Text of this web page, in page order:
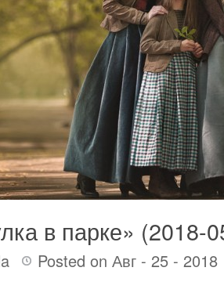
в парке» (2018-
Posted on Авг - 25 - 2018